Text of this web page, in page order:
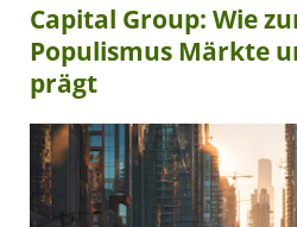
Capital Group: Wie
Populismus Märkte
prägt